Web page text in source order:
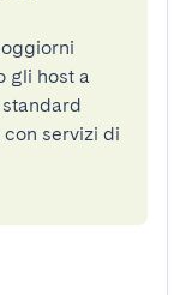
gli host a
servizi di